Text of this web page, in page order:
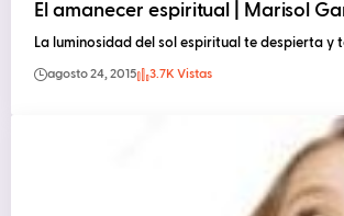
El amanecer espiritual | Marisol
La luminosidad del sol espiritual te despierta y
agosto 24, 2015 3.7K Vistas